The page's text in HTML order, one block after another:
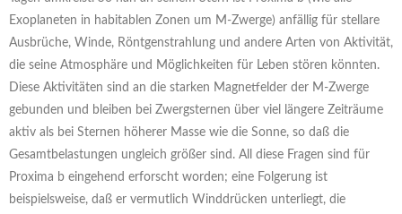
Exoplaneten in habitablen Zonen um M-Zwerge) anfällig für stellare
Ausbrüche, Winde, Röntgenstrahlung und andere Arten von Aktivität,
die seine Atmosphäre und Möglichkeiten für Leben stören könnten.
Diese Aktivitäten sind an die starken Magnetfelder der M-Zwerge
gebunden und bleiben bei Zwergsternen über viel längere Zeiträume
aktiv als bei Sternen höherer Masse wie die Sonne, so daß die
Gesamtbelastungen ungleich größer sind. All diese Fragen sind für
Proxima b eingehend erforscht worden; eine Folgerung ist
beispielsweise, daß er vermutlich Winddrücken unterliegt, die